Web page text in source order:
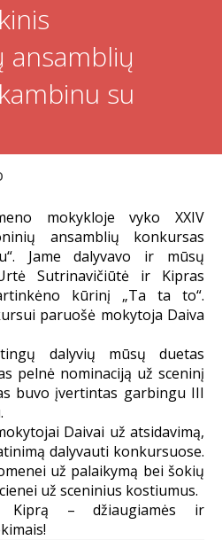
su
mokykloje vyko XXIV
ansamblių konkursas
Jame dalyvavo ir mūsų
Sutrinavičiūtė ir Kipras
kūrinį „Ta ta to“.
paruošė mokytoja Daiva
dalyvių mūsų duetas
pelnė nominaciją už sceninį
buvo įvertintas garbingu III
Daivai už atsidavimą,
dalyvauti konkursuose.
už palaikymą bei šokių
už sceninius kostiumus.
Kiprą – džiaugiamės ir